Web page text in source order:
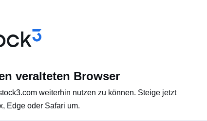
veralteten Browser
weiterhin nutzen zu können. Steige jetzt
Edge oder Safari um.